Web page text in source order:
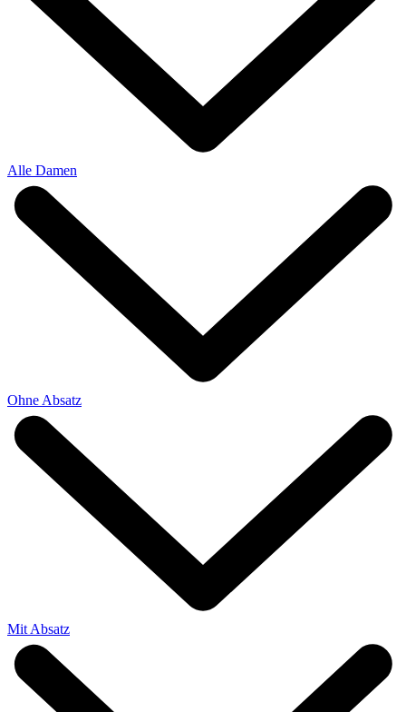
Alle Damen
Ohne Absatz
Mit Absatz